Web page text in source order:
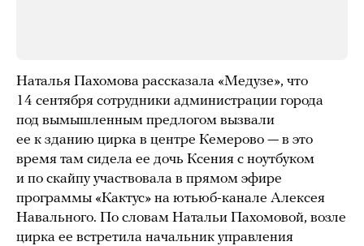
Наталья Пахомова рассказала «Медузе», что
14 сентября сотрудники администрации города
под вымышленным предлогом вызвали
ее к зданию цирка в центре Кемерово — в это
время там сидела ее дочь Ксения с ноутбуком
и по скайпу участвовала в прямом эфире
программы «Кактус» на ютьюб-канале Алексея
Навального. По словам Натальи Пахомовой, возле
цирка ее встретила начальник управления